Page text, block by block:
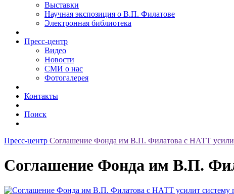
Выставки
Научная экспозиция о В.П. Филатове
Электронная библиотека
Пресс-центр
Видео
Новости
СМИ о нас
Фотогалерея
Контакты
Поиск
Пресс-центр Соглашение Фонда им В.П. Филатова с НАТТ
Соглашение Фонда им В.П.